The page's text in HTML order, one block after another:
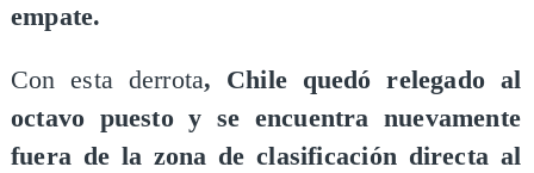
empate.
Con esta derrota, Chile quedó relegado al
octavo puesto y se encuentra nuevamente
fuera de la zona de clasificación directa al